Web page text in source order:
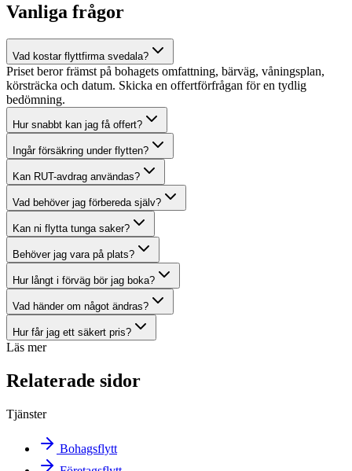
Vanliga frågor
Vad kostar flyttfirma svedala?
Priset beror främst på bohagets omfattning, bärväg, våningsplan,
körsträcka och datum. Skicka en offertförfrågan för en tydlig
bedömning.
Hur snabbt kan jag få offert?
Ingår försäkring under flytten?
Kan RUT-avdrag användas?
Vad behöver jag förbereda själv?
Kan ni flytta tunga saker?
Behöver jag vara på plats?
Hur långt i förväg bör jag boka?
Vad händer om något ändras?
Hur får jag ett säkert pris?
Läs mer
Relaterade sidor
Tjänster
Bohagsflytt